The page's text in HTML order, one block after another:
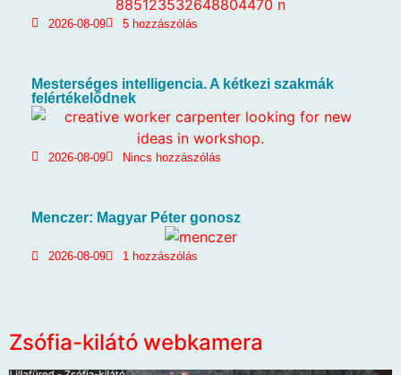
2026-08-09 5 hozzászólás
Mesterséges intelligencia. A kétkezi szakmák
felértékelődnek
2026-08-09 Nincs hozzászólás
Menczer: Magyar Péter gonosz
2026-08-09 1 hozzászólás
Zsófia-kilátó webkamera